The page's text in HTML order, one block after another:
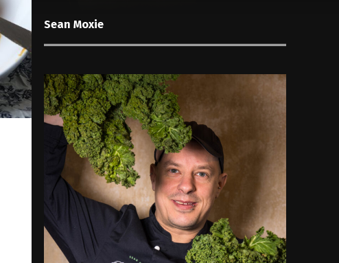
Sean Moxie